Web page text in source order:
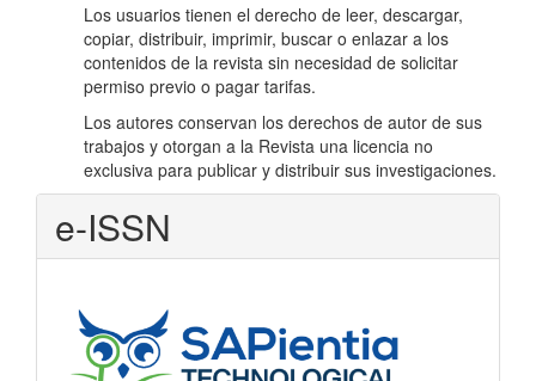
Los usuarios tienen el derecho de leer, descargar,
copiar, distribuir, imprimir, buscar o enlazar a los
contenidos de la revista sin necesidad de solicitar
permiso previo o pagar tarifas.
Los autores conservan los derechos de autor de sus
trabajos y otorgan a la Revista una licencia no
exclusiva para publicar y distribuir sus investigaciones.
e-ISSN